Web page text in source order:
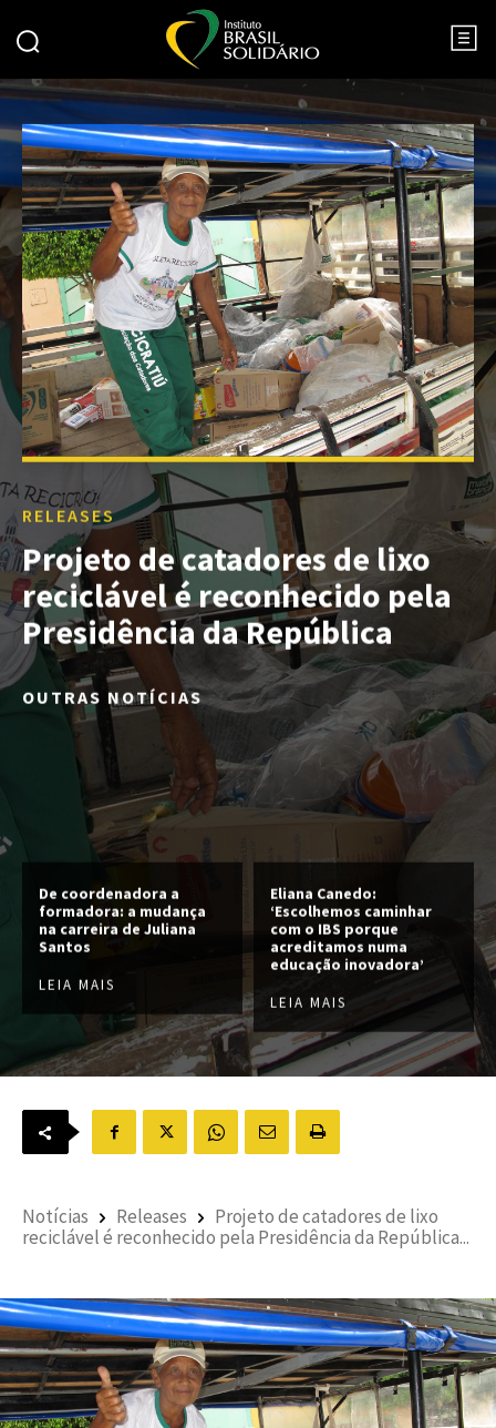
RELEASES
Projeto de catadores de lixo
reciclável é reconhecido pela
Presidência da República
OUTRAS NOTÍCIAS
De coordenadora a
formadora: a mudança
na carreira de Juliana
Santos
LEIA MAIS
Eliana Canedo:
‘Escolhemos caminhar
com o IBS porque
acreditamos numa
educação inovadora’
LEIA MAIS
Notícias Releases
Projeto de catadores de lixo
reciclável é reconhecido pela Presidência da República...